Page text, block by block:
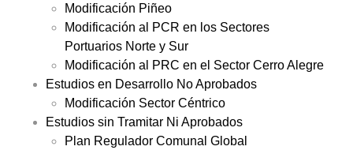
Modificación Piñeo
Modificación al PCR en los Sectores
Portuarios Norte y Sur
Modificación al PRC en el Sector Cerro Alegre
Estudios en Desarrollo No Aprobados
Modificación Sector Céntrico
Estudios sin Tramitar Ni Aprobados
Plan Regulador Comunal Global